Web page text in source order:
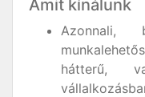
Amit kínálunk
Azonnali,
hátterű,